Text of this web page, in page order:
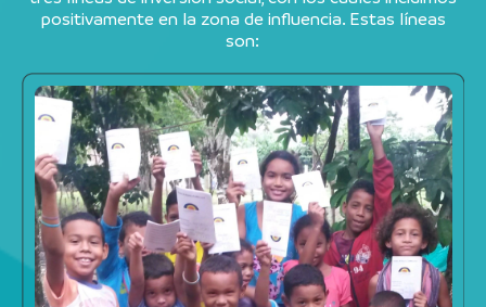
positivamente en la zona de influencia. Estas líneas
son: